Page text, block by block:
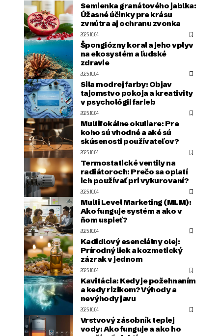
Semienka granátového jablka:
Úžasné účinky pre krásu
zvnútra aj ochranu zvonka
2025.10.04.
Špongiózny koral a jeho vplyv
na ekosystém a ľudské
zdravie
2025.10.04.
Sila modrej farby: Objav
tajomstvo pokoja a kreativity
v psychológii farieb
2025.10.04.
Multifokálne okuliare: Pre
koho sú vhodné a aké sú
skúsenosti používateľov?
2025.10.04.
Termostatické ventily na
radiátoroch: Prečo sa oplatí
ich používať pri vykurovaní?
2025.10.04.
Multi Level Marketing (MLM):
Ako funguje systém a ako v
ňom uspieť?
2025.10.04.
Kadidlový esenciálny olej:
Prírodný liek a kozmetický
zázrak v jednom
2025.10.04.
Kavitácia: Kedy je požehnaním
a kedy rizikom? Výhody a
nevýhody javu
2025.10.04.
Vrstvový zásobník teplej
vody: Ako funguje a ako ho